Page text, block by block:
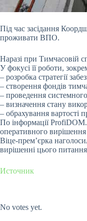
Пiд час засiдання
проживати ВПО.
Наразi при Тимчасовiй
У фокусi її роботи,
– розробка стратегiї
– створення фондiв
– проведення
– визначення стану
– обрахування вартостi
По iнформацiї
оперативного
Вiце-прем’єрка
вирiшеннi цього
Источник
No votes yet.